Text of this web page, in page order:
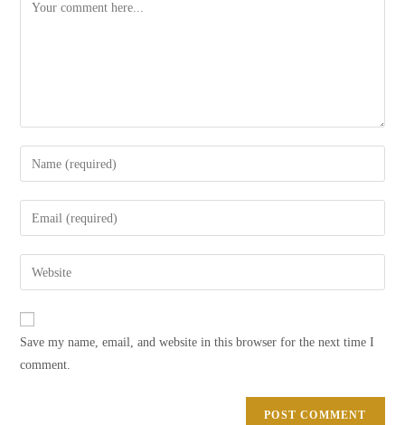
Save my name, email, and website in this browser for the next time I
comment.